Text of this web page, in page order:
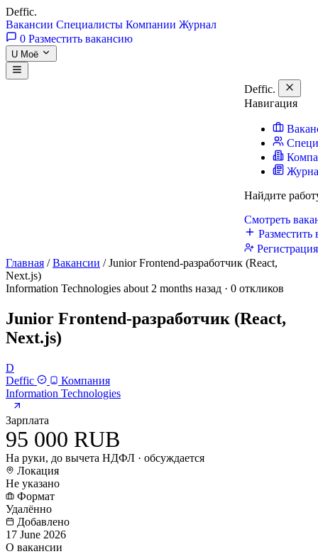
Deffic.
Вакансии Специалисты Компании Журнал
0 Разместить вакансию
U Моё
Deffic.
Навигация
Найдите
Смотреть
Разместить
Главная / Вакансии / Junior Frontend-разработчик (React,
Next.js)
Information Technologies about 2 months назад · 0 откликов
Junior Frontend-разработчик (React,
Next.js)
D
Deffic
Компания
Information Technologies
Зарплата
95 000 RUB
На руки, до вычета НДФЛ · обсуждается
Локация
Не указано
Формат
Удалённо
Добавлено
17 June 2026
О вакансии